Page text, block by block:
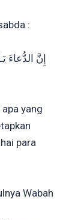
:
إِنَّ الدُّعاءَ
yang
para
Wabah